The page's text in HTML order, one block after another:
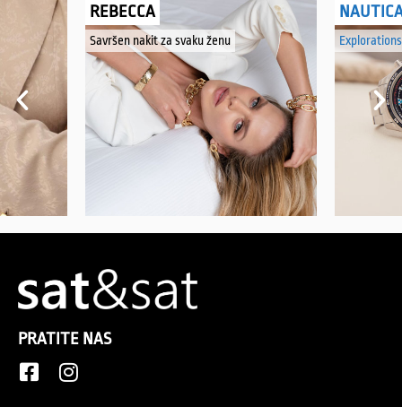
REBECCA
Savršen nakit za svaku ženu
PRATITE NAS